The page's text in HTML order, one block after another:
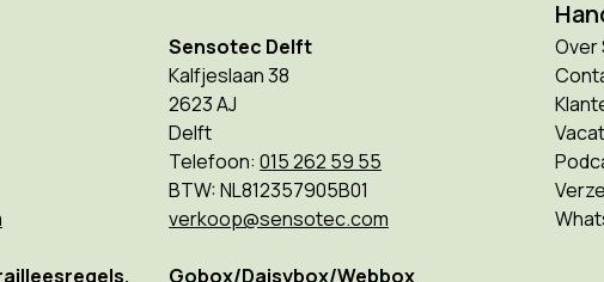
Sensotec Delft
Kalfjeslaan 38
2623 AJ
Delft
Telefoon: 015 262 59 55
BTW: NL812357905B01
verkoop@sensotec.com
Gobox/Daisybox/Webbox